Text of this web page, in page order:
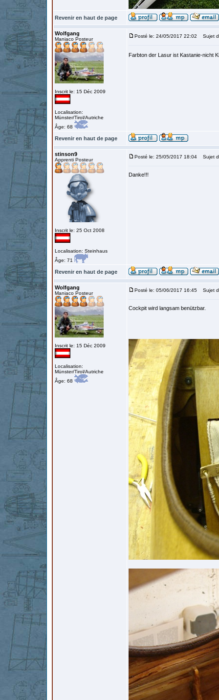
Revenir en haut de page
Wolfgang
Maniaco Posteur
Inscrit le: 15 Déc 2009
Localisation:
Münster/Tirol/Autriche
Âge: 68
Posté le: 24/05/2017 22:02 Sujet
Farbton der Lasur ist Kastanie-nicht
Revenir en haut de page
stinson9
Apprenti Posteur
Inscrit le: 25 Oct 2008
Localisation: Steinhaus
Âge: 71
Posté le: 25/05/2017 18:04 Sujet
Danke!!!
Revenir en haut de page
Wolfgang
Maniaco Posteur
Inscrit le: 15 Déc 2009
Localisation:
Münster/Tirol/Autriche
Âge: 68
Posté le: 05/06/2017 16:45 Sujet
Cockpit wird langsam benützbar.